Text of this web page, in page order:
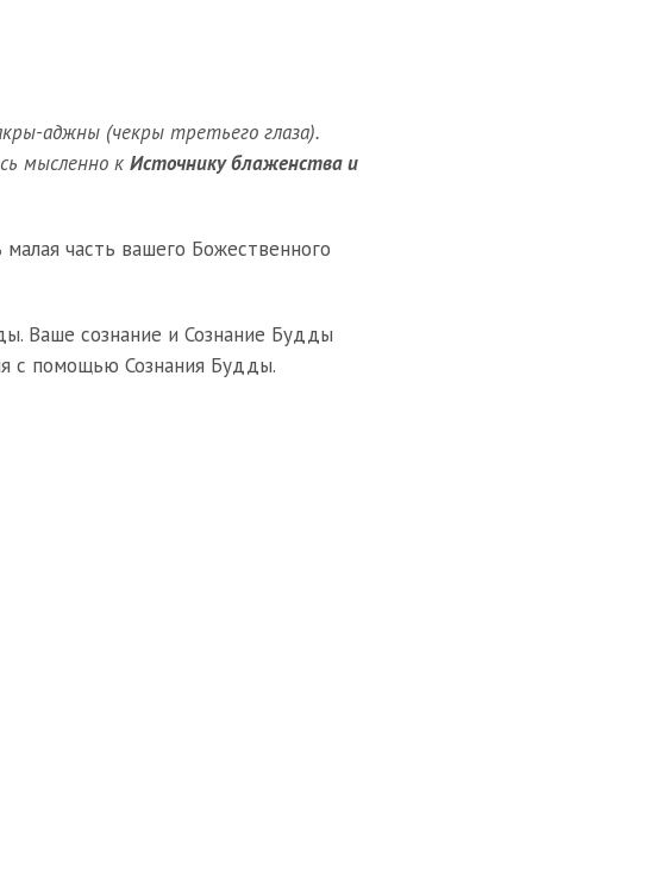
аджны (чекры третьего глаза).
мысленно к Источнику блаженства и
часть вашего Божественного
Ваше сознание и Сознание Будды
с помощью Сознания Будды.